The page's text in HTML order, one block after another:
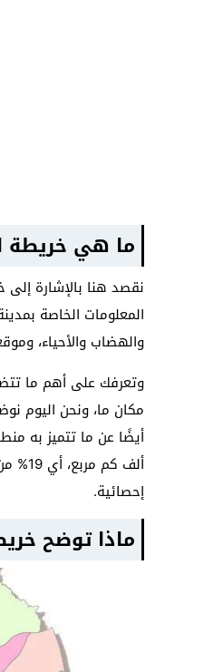
ما هي خريطة
نقصد هنا بالإشارة إلى
المعلومات الخاصة
والهضاب والأحياء،
وتعرفك على أهم ما
مكان ما، ونحن اليوم
إحصائية.
ماذا توضح